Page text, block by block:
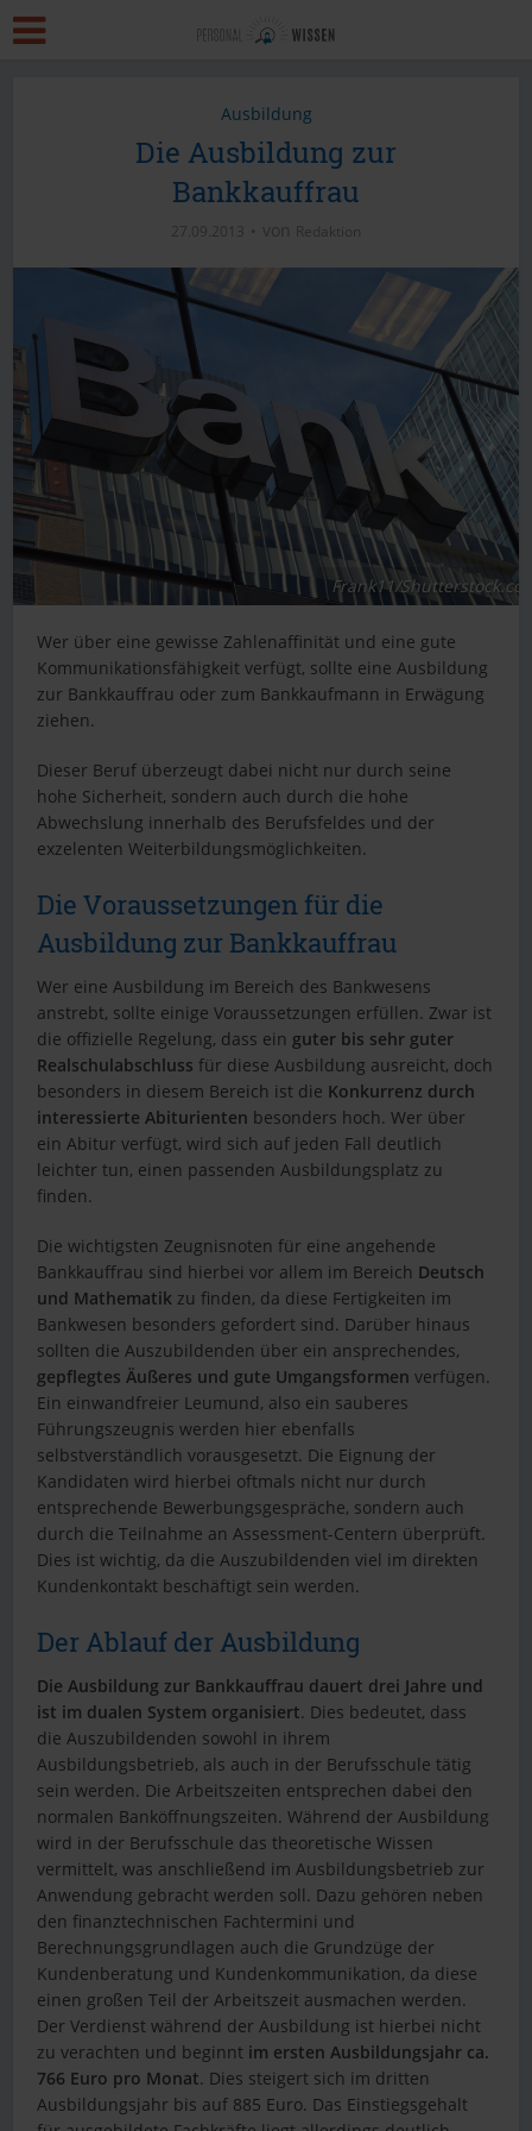
Ausbildung
Die Ausbildung zur
Bankkauffrau
27.09.2013 von Redaktion
Frank11/
Wer über eine gewisse Zahlenaffinität und eine gute
Kommunikationsfähigkeit verfügt, sollte eine Ausbildung
zur Bankkauffrau oder zum Bankkaufmann in Erwägung
ziehen.
Dieser Beruf überzeugt dabei nicht nur durch seine
hohe Sicherheit, sondern auch durch die hohe
Abwechslung innerhalb des Berufsfeldes und der
exzelenten Weiterbildungsmöglichkeiten.
Die Voraussetzungen für die
Ausbildung zur Bankkauffrau
Wer eine Ausbildung im Bereich des Bankwesens
anstrebt, sollte einige Voraussetzungen erfüllen. Zwar ist
die offizielle Regelung, dass ein guter bis sehr guter
Realschulabschluss für diese Ausbildung ausreicht, doch
besonders in diesem Bereich ist die Konkurrenz durch
interessierte Abiturienten besonders hoch. Wer über
ein Abitur verfügt, wird sich auf jeden Fall deutlich
leichter tun, einen passenden Ausbildungsplatz zu
finden.
Die wichtigsten Zeugnisnoten für eine angehende
Bankkauffrau sind hierbei vor allem im Bereich Deutsch
und Mathematik zu finden, da diese Fertigkeiten im
Bankwesen besonders gefordert sind. Darüber hinaus
sollten die Auszubildenden über ein ansprechendes,
gepflegtes Äußeres und gute Umgangsformen verfügen.
Ein einwandfreier Leumund, also ein sauberes
Führungszeugnis werden hier ebenfalls
selbstverständlich vorausgesetzt. Die Eignung der
Kandidaten wird hierbei oftmals nicht nur durch
entsprechende Bewerbungsgespräche, sondern auch
durch die Teilnahme an Assessment-Centern überprüft.
Dies ist wichtig, da die Auszubildenden viel im direkten
Kundenkontakt beschäftigt sein werden.
Der Ablauf der Ausbildung
Die Ausbildung zur Bankkauffrau dauert drei Jahre und
ist im dualen System organisiert. Dies bedeutet, dass
die Auszubildenden sowohl in ihrem
Ausbildungsbetrieb, als auch in der Berufsschule tätig
sein werden. Die Arbeitszeiten entsprechen dabei den
normalen Banköffnungszeiten. Während der Ausbildung
wird in der Berufsschule das theoretische Wissen
vermittelt, was anschließend im Ausbildungsbetrieb zur
Anwendung gebracht werden soll. Dazu gehören neben
den finanztechnischen Fachtermini und
Berechnungsgrundlagen auch die Grundzüge der
Kundenberatung und Kundenkommunikation, da diese
einen großen Teil der Arbeitszeit ausmachen werden.
Der Verdienst während der Ausbildung ist hierbei nicht
zu verachten und beginnt im ersten Ausbildungsjahr ca.
766 Euro pro Monat. Dies steigert sich im dritten
Ausbildungsjahr bis auf 885 Euro. Das Einstiegsgehalt